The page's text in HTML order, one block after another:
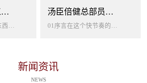
上海四方城员工美食餐厅设计
01 序言上海，这座东西方文化交汇的国际大都市，以其独特的魅力吸引着世界各地的人才。历史与现代、传统与创新在这里交织碰撞...
汤臣倍健总部员工餐厅设计
01序言在这个快节奏的时代工作压力如同无形的紧箍让大家的生活几乎被工作填满现代企业也越来越重视员工的身心健康所以我们始终...
新闻资讯
NEWS